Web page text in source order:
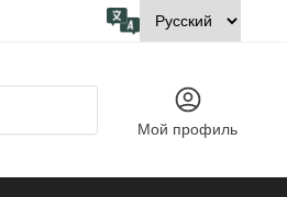
Мой профиль